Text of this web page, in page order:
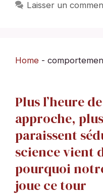
Laisser un
Home -
Plus l’heure
approche,
paraissent
science vient
pourquoi
joue ce tour